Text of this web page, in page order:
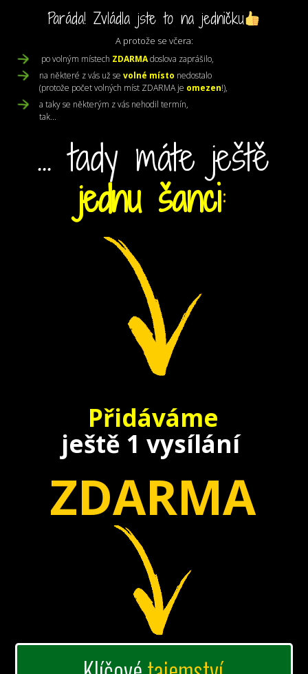
Paráda! Zvládla jste to na jedničku
A protože se včera:
po volným místech ZDARMAdoslova zaprášilo,
na některé z vás už se volné místo nedostalo
(protože počet volných míst ZDARMA je omezen!),
a taky se některým z vás nehodil termín,
tak...
... tady máteještě
jednu šanci:
Přidáváme
ještě 1 vysílání
ZDARMA